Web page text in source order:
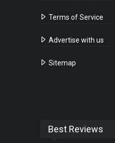
Terms of Service
Advertise with us
Sitemap
Best Reviews